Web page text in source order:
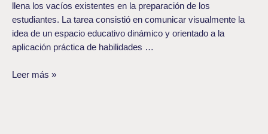
llena los vacíos existentes en la preparación de los
estudiantes. La tarea consistió en comunicar visualmente la
idea de un espacio educativo dinámico y orientado a la
aplicación práctica de habilidades …
Leer más »